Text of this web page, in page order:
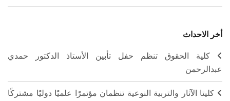
أخر الاحداث
كلية الحقوق تنظم حفل تأبين الأستاذ الدكتور حمدي
عبدالرحمن
كليتا الآثار والتربية النوعية تنظمان مؤتمرًا علميًا دوليًا مشتركًا